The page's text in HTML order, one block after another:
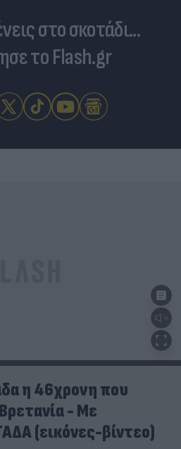
στο σκοτάδι...
το Flash.gr
η 46χρονη που
- Με
(εικόνες-βίντεο)